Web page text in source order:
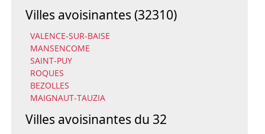
Villes avoisinantes (32310)
VALENCE-SUR-BAISE
MANSENCOME
SAINT-PUY
ROQUES
BEZOLLES
MAIGNAUT-TAUZIA
Villes avoisinantes du 32